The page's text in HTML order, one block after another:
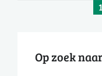
1
Op zoek